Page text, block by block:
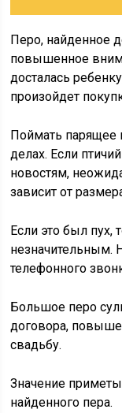
Перо, найденное
повышенное
досталась
произойдет
Поймать парящее
делах. Если
новостям,
зависит от
Если это был пух,
незначительным.
телефонного
Большое перо
договора,
свадьбу.
Значение
найденного пера.